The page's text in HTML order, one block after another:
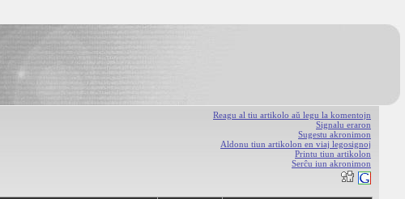
Reagu al tiu artikolo aŭ legu la komentojn
Signalu eraron
Sugestu akronimon
Aldonu tiun artikolon en viaj legosignoj
Printu tiun artikolon
Serĉu iun akronimon